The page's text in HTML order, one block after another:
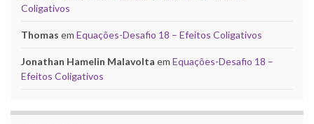
Coligativos
Thomas em Equações-Desafio 18 – Efeitos Coligativos
Jonathan Hamelin Malavolta em Equações-Desafio 18 –
Efeitos Coligativos